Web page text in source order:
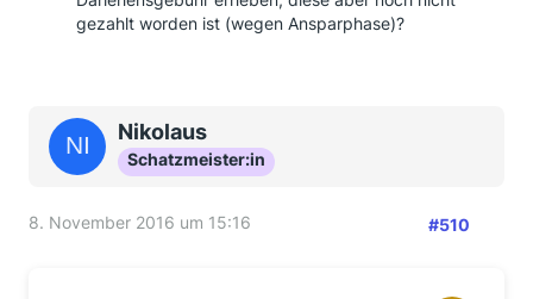
gezahlt worden ist (wegen Ansparphase)?
Nikolaus
Schatzmeister:in
8. November 2016 um 15:16 #510